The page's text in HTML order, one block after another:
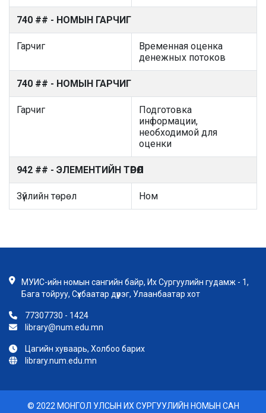
740 ## - НОМЫН ГАРЧИГ
Гарчиг
Временная оценка
денежных потоков
740 ## - НОМЫН ГАРЧИГ
Гарчиг
Подготовка
информации,
необходимой для
оценки
942 ## - ЭЛЕМЕНТИЙН ТӨРӨЛ
Зүйлийн төрөл Ном
МУИС-ийн номын сангийн байр, Их Сургуулийн гудамж - 1,
Бага тойруу, Сүхбаатар дүүрэг, Улаанбаатар хот
77307730 - 1424
library@num.edu.mn
Цагийн хуваарь, Холбоо барих
library.num.edu.mn
© 2022 МОНГОЛ УЛСЫН ИХ СУРГУУЛИЙН НОМЫН САН